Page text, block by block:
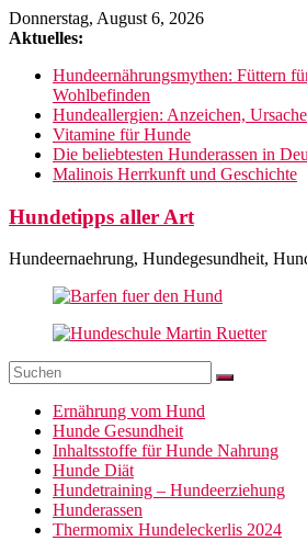
Zum
Inhalt
Donnerstag, August 6, 2026
Aktuelles:
Hundeernährungsmythen: Füttern
Wohlbefinden
Hundeallergien: Anzeichen,
Vitamine für Hunde
Die beliebtesten Hunderassen in
Malinois Herrkunft und Geschichte
Hundetipps aller Art
Hundeernaehrung, Hundegesundheit,
Ernährung vom Hund
Hunde Gesundheit
Inhaltsstoffe für Hunde Nahrung
Hunde Diät
Hundetraining – Hundeerziehung
Hunderassen
Thermomix Hundeleckerlis 2024